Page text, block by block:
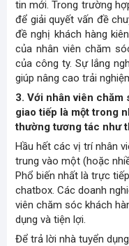
tin mới. Trong trường
để giải quyết vấn đề
đề nghị khách hàng
của nhân viên chăm
của công ty. Sự lắng
giúp nâng cao trải
3. Với nhân viên chăm
giao tiếp là một trong
thường tương tác như
Hầu hết các vị trí nhân
trung vào một (hoặc
Phổ biến nhất là trực
chatbox. Các doanh
viên chăm sóc khách
dụng và tiện lợi.
Để trả lời nhà tuyển